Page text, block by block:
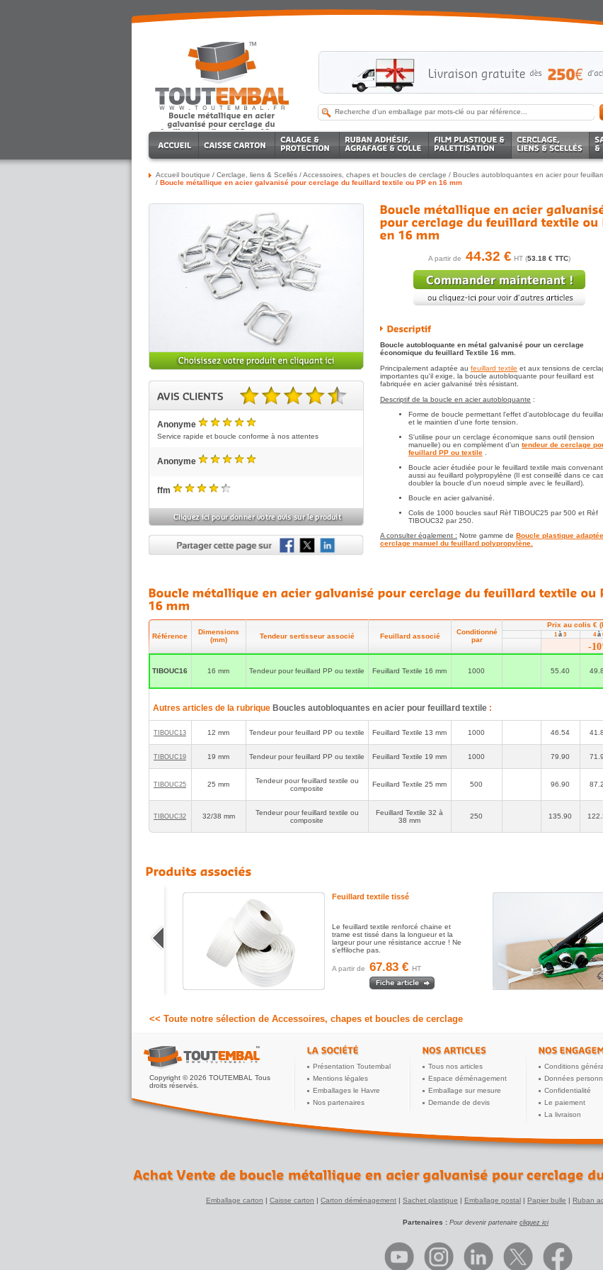
Accueil boutique / Cerclage, liens & Scellés /Accessoires, chapes et boucles de cerclage / Boucles autobloquantes en acier pour
/ Boucle métallique en acier galvanisé pour cerclage du feuillard textile ou PP en 16 mm
4.67 sur 5 basé sur 3 note(s).
Anonyme
5
Service rapide et boucle conforme à nos attentes
Anonyme
ffm
A partir de 44.32 € HT (53.18 € TTC)
Boucle autobloquante en métal galvanisé pour un cerclage
économique du feuillard Textile 16 mm.
Principalement adaptée au feuillard textile et aux tensions de
importantes qu'il exige, la boucle autobloquante pour feuillard est
fabriquée en acier galvanisé très résistant.
Descriptif de la boucle en acier autobloquante :
Forme de boucle permettant l'effet d'autoblocage du
et le maintien d'une forte tension.
S'utilise pour un cerclage économique sans outil (tension
manuelle) ou en complément d'un tendeur de cerclage
feuillard PP ou textile
Boucle acier étudiée pour le feuillard textile mais convenant
aussi au feuillard polypropylène (Il est conseillé dans ce
doubler la boucle d'un noeud simple avec le feuillard).
Boucle en acier galvanisé.
Colis de 1000 boucles sauf Rèf TIBOUC25 par 500 et Rèf
TIBOUC32 par 250.
A consulter également : Notre gamme de Boucle plastique
cerclage manuel du feuillard polypropylène.
Référence
Dimensions
(mm)
Tendeur sertisseur associé Feuillard associé
Conditionné
par
Prix au colis €
1à 3 4à
-
TIBOUC16 16 mm Tendeur pour feuillard PP ou textile Feuillard Textile 16 mm 1000 55.40
Autres articles de la rubrique Boucles autobloquantes en acier pour feuillard textile :
TIBOUC13 12 mm Tendeur pour feuillard PP ou textile Feuillard Textile 13 mm 1000 46.54
TIBOUC19 19 mm Tendeur pour feuillard PP ou textile Feuillard Textile 19 mm 1000 79.90
TIBOUC25 25 mm
Tendeur pour feuillard textile ou
composite
Feuillard Textile 25 mm 500 96.90
TIBOUC32 32/38 mm
Tendeur pour feuillard textile ou
composite
Feuillard Textile 32 à
38 mm
250 135.90
lourdes, pensez au feuillard textile fil à fil
en fibres polyester parallèles et collées à
Feuillard textile tissé
Le feuillard textile renforcé chaine et
trame est tissé dans la longueur et la
largeur pour une résistance accrue ! Ne
s'effiloche pas.
A partir de 67.83 € HT
<< Toute notre sélection de Accessoires, chapes et boucles de cerclage
Copyright © 2026 TOUTEMBAL Tous
droits réservés.
Présentation Toutembal
Mentions légales
Emballages le Havre
Nos partenaires
Tous nos articles
Espace déménagement
Emballage sur mesure
Demande de devis
Conditions
Données
Confidentialité
Le paiement
La livraison
Emballage carton | Caisse carton | Carton déménagement | Sachet plastique | Emballage postal | Papier bulle | Ruban
Partenaires : Pour devenir partenaire cliquez ici